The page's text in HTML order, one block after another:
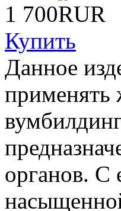
1 700
Купить
Данное
органов. С